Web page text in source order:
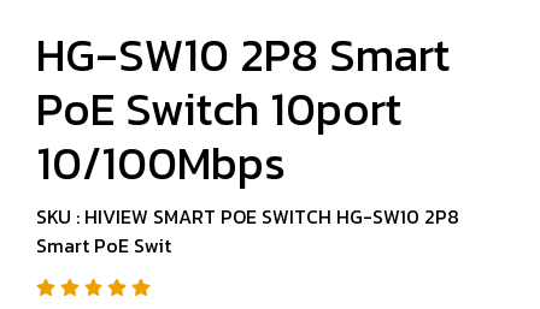
HG-SW10 2P8 Smart
PoE Switch 10port
10/100Mbps
SKU : HIVIEW SMART POE SWITCH HG-SW10 2P8
Smart PoE Swit